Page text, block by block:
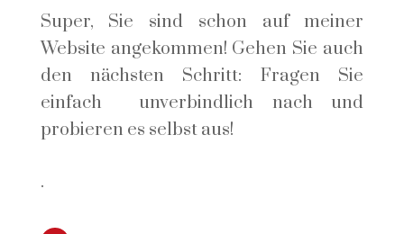
Super, Sie sind schon auf meiner
Website angekommen! Gehen Sie auch
den nächsten Schritt: Fragen Sie
einfach unverbindlich nach und
probieren es selbst aus!
.